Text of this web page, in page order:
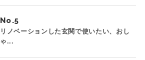
No.
リノベーションした玄関で使いたい、おし
ゃ...